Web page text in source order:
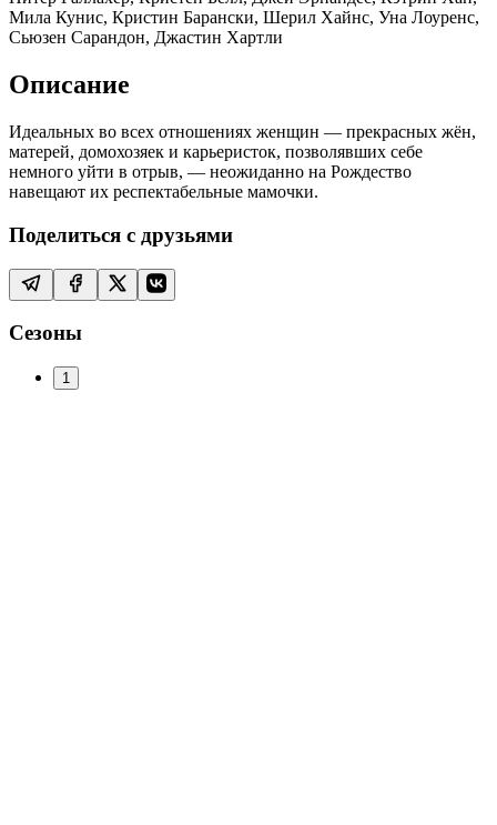
Мила Кунис, Кристин Барански, Шерил Хайнс, Уна Лоуренс,
Сьюзен Сарандон, Джастин Хартли
Описание
Идеальных во всех отношениях женщин — прекрасных жён,
матерей, домохозяек и карьеристок, позволявших себе
немного уйти в отрыв, — неожиданно на Рождество
навещают их респектабельные мамочки.
Поделиться с друзьями
Сезоны
1